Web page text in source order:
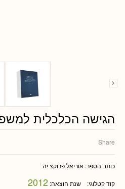
הגישה הכלכלית
Share
כותב הספר: אוריאל פרוקצ יה
קוד קטלוגי: שנת הוצאה: 2012